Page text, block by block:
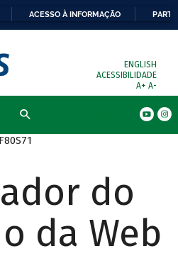
ACESSO À INFORMAÇÃO
ENGLISH
ACESSIBILIDADE
A+ A-
do
da Web